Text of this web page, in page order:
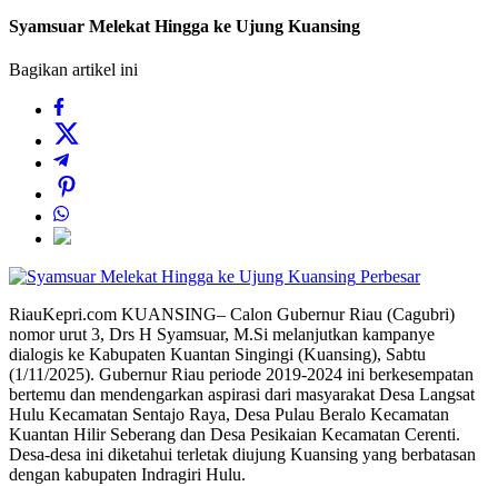
Syamsuar Melekat Hingga ke Ujung Kuansing
Bagikan artikel ini
Perbesar
RiauKepri.com KUANSING– Calon Gubernur Riau (Cagubri)
nomor urut 3, Drs H Syamsuar, M.Si melanjutkan kampanye
dialogis ke Kabupaten Kuantan Singingi (Kuansing), Sabtu
(1/11/2025). Gubernur Riau periode 2019-2024 ini berkesempatan
bertemu dan mendengarkan aspirasi dari masyarakat Desa Langsat
Hulu Kecamatan Sentajo Raya, Desa Pulau Beralo Kecamatan
Kuantan Hilir Seberang dan Desa Pesikaian Kecamatan Cerenti.
Desa-desa ini diketahui terletak diujung Kuansing yang berbatasan
dengan kabupaten Indragiri Hulu.